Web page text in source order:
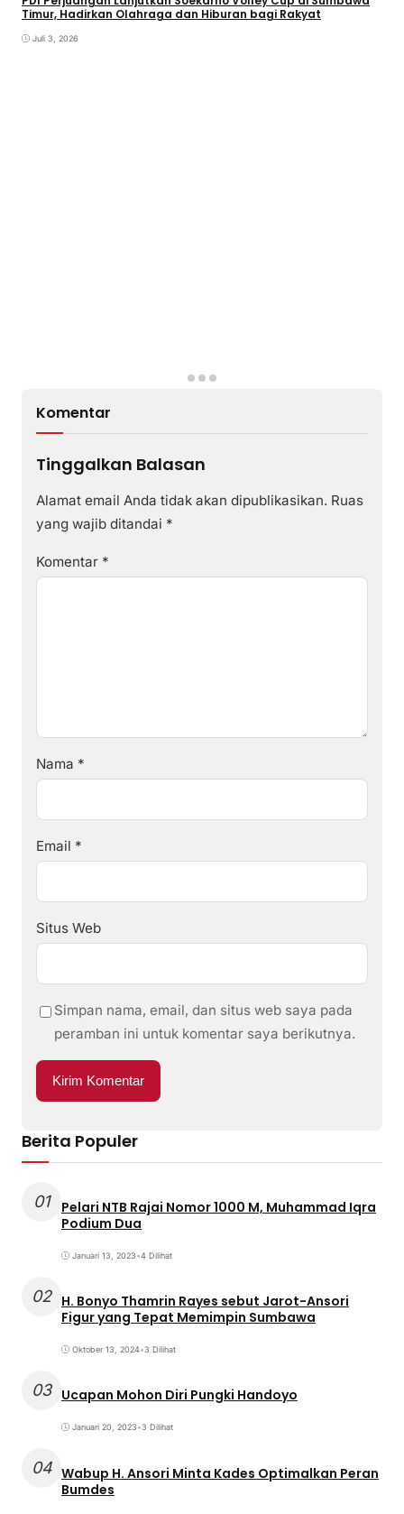
Timur, Hadirkan Olahraga dan Hiburan bagi Rakyat
Juli 3, 2026
Komentar
Tinggalkan Balasan
Alamat email Anda tidak akan dipublikasikan. Ruas
yang wajib ditandai *
Komentar *
Nama *
Email *
Situs Web
Simpan nama, email, dan situs web saya pada
peramban ini untuk komentar saya berikutnya.
Berita Populer
01
Pelari NTB Rajai Nomor 1000 M, Muhammad Iqra
Podium Dua
Januari 13, 2023•4 Dilihat
02 H. Bonyo Thamrin Rayes sebut Jarot-Ansori
Figur yang Tepat Memimpin Sumbawa
Oktober 13, 2024•3 Dilihat
03 Ucapan Mohon Diri Pungki Handoyo
Januari 20, 2023•3 Dilihat
04 Wabup H. Ansori Minta Kades Optimalkan Peran
Bumdes